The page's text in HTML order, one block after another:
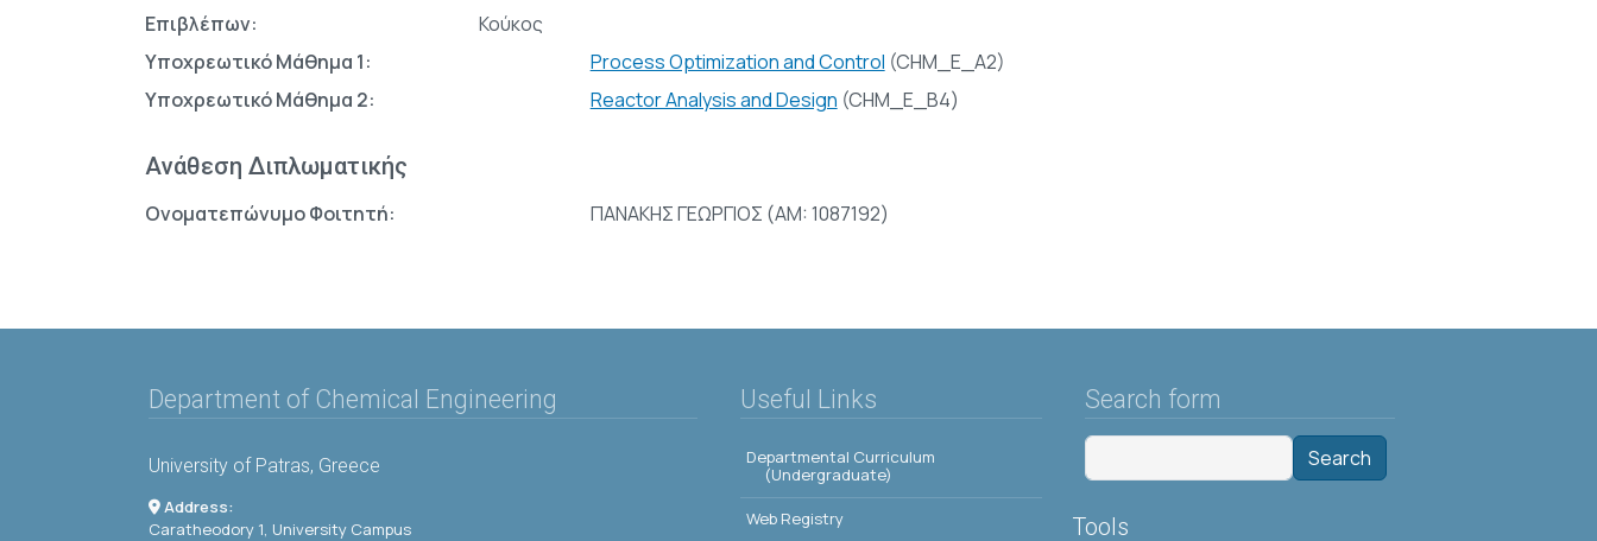
Επιβλέπων:
Κούκος
Υποχρεωτικό Μάθημα 1:
Process Optimization and Control (CHM_E_A2)
Υποχρεωτικό Μάθημα 2:
Reactor Analysis and Design (CHM_E_Β4)
Ανάθεση Διπλωματικής
Ονοματεπώνυμο Φοιτητή: ΠΑΝΑΚΗΣ ΓΕΩΡΓΙΟΣ (AM: 1087192)
Department of Chemical Engineering
University of Patras, Greece
Address:
Caratheodory 1, University Campus
Useful Links
Departmental Curriculum
(Undergraduate)
Web Registry
Search form
Search
Tools